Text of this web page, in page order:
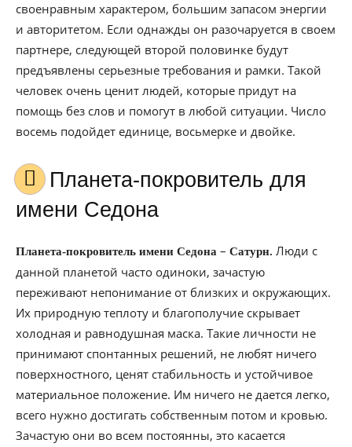
своенравным характером, большим запасом энергии
и авторитетом. Если однажды он разочаруется в своем
партнере, следующей второй половинке будут
предъявлены серьезные требования и рамки. Такой
человек очень ценит людей, которые придут на
помощь без слов и помогут в любой ситуации. Число
восемь подойдет единице, восьмерке и двойке.
Планета-покровитель для
имени Седона
Планета-покровитель имени Седона – Сатурн. Люди с
данной планетой часто одиноки, зачастую
переживают непонимание от близких и окружающих.
Их природную теплоту и благополучие скрывает
холодная и равнодушная маска. Такие личности не
принимают спонтанных решений, не любят ничего
поверхностного, ценят стабильность и устойчивое
материальное положение. Им ничего не дается легко,
всего нужно достигать собственным потом и кровью.
Зачастую они во всем постоянны, это касается